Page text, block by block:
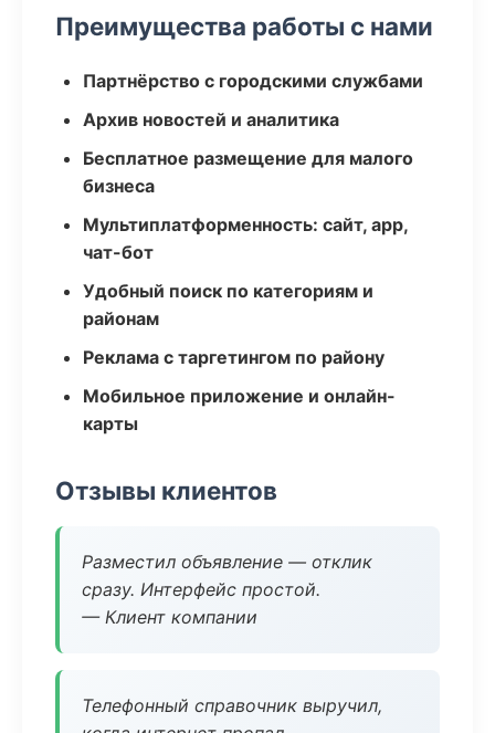
Преимущества работы с нами
Партнёрство с городскими службами
Архив новостей и аналитика
Бесплатное размещение для малого
бизнеса
Мультиплатформенность: сайт, app,
чат-бот
Удобный поиск по категориям и
районам
Реклама с таргетингом по району
Мобильное приложение и онлайн-
карты
Отзывы клиентов
Разместил объявление — отклик
сразу. Интерфейс простой.
— Клиент компании
Телефонный справочник выручил,